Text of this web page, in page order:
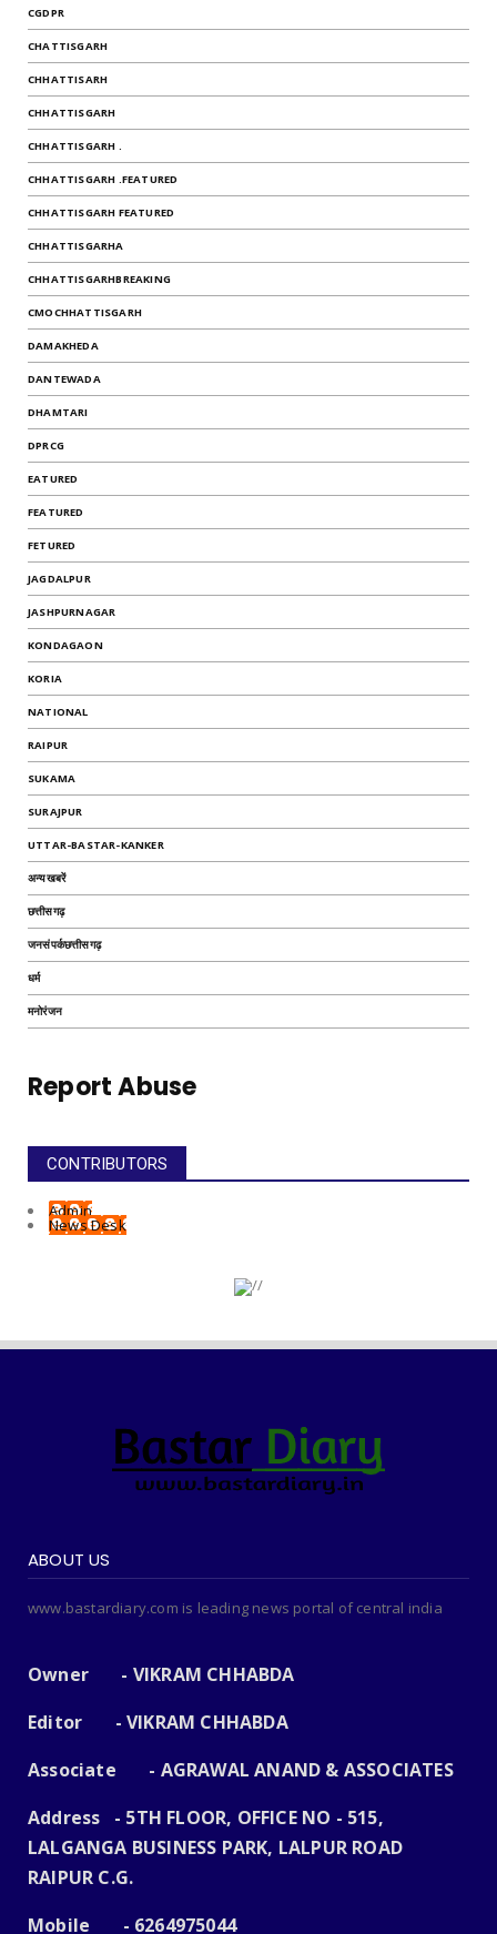
CGDPR
CHATTISGARH
CHHATTISARH
CHHATTISGARH
CHHATTISGARH .
CHHATTISGARH .FEATURED
CHHATTISGARH FEATURED
CHHATTISGARHA
CHHATTISGARHBREAKING
CMOCHHATTISGARH
DAMAKHEDA
DANTEWADA
DHAMTARI
DPRCG
EATURED
FEATURED
FETURED
JAGDALPUR
JASHPURNAGAR
KONDAGAON
KORIA
NATIONAL
RAIPUR
SUKAMA
SURAJPUR
UTTAR-BASTAR-KANKER
अन्यखबरें
छत्तीसगढ़
जनसंपर्कछत्तीसगढ़
धर्म
मनोरंजन
Report Abuse
CONTRIBUTORS
Admin
News Desk
ABOUT US
www.bastardiary.com is leading news portal of central india
Owner - VIKRAM CHHABDA
Editor - VIKRAM CHHABDA
Associate - AGRAWAL ANAND & ASSOCIATES
Address - 5TH FLOOR, OFFICE NO - 515,
LALGANGA BUSINESS PARK, LALPUR ROAD
RAIPUR C.G.
Mobile - 6264975044